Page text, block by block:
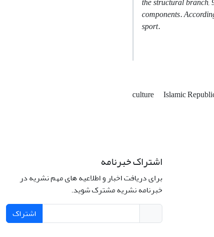
components.
sport.
culture Islamic
اشتراک خبرنامه
برای دریافت اخبار و اطلاعیه های مهم نشریه در
خبرنامه نشریه مشترک شوید.
اشتراک